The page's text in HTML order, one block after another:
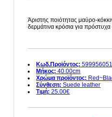
Άριστης ποιότητας μαύρο-
δερμάτινα κρόσια για πρόστυχα
Κωδ.Προϊόντος:
Μήκος: 40.00cm
Χρώμα προϊόντος:
Σύνθεση: Suede leather
Τιμή: 25.00€